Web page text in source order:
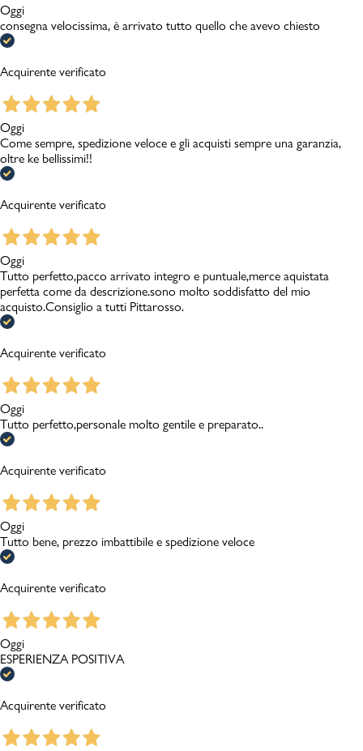
Oggi
consegna velocissima, è arrivato tutto quello che avevo chiesto
Acquirente verificato
Oggi
Come sempre, spedizione veloce e gli acquisti sempre una garanzia,
oltre ke bellissimi!!
Acquirente verificato
Oggi
Tutto perfetto,pacco arrivato integro e puntuale,merce aquistata
perfetta come da descrizione.sono molto soddisfatto del mio
acquisto.Consiglio a tutti Pittarosso.
Acquirente verificato
Oggi
Tutto perfetto,personale molto gentile e preparato..
Acquirente verificato
Oggi
Tutto bene, prezzo imbattibile e spedizione veloce
Acquirente verificato
Oggi
ESPERIENZA POSITIVA
Acquirente verificato